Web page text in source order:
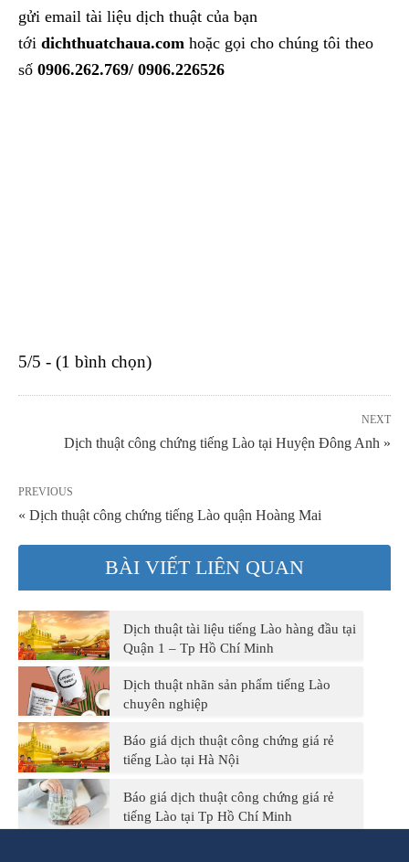
gửi email tài liệu dịch thuật của bạn
tới dichthuatchaua.com hoặc gọi cho chúng tôi theo
số 0906.262.769/ 0906.226526
5/5 - (1 bình chọn)
NEXT
Dịch thuật công chứng tiếng Lào tại Huyện Đông Anh »
PREVIOUS
« Dịch thuật công chứng tiếng Lào quận Hoàng Mai
BÀI VIẾT LIÊN QUAN
Dịch thuật tài liệu tiếng Lào hàng đầu tại
Quận 1 – Tp Hồ Chí Minh
Dịch thuật nhãn sản phẩm tiếng Lào
chuyên nghiệp
Báo giá dịch thuật công chứng giá rẻ
tiếng Lào tại Hà Nội
Báo giá dịch thuật công chứng giá rẻ
tiếng Lào tại Tp Hồ Chí Minh